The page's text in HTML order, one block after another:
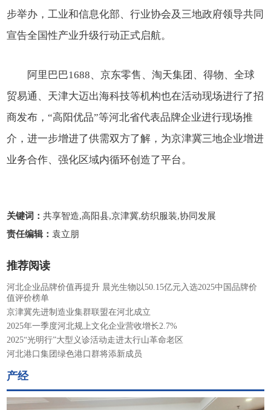
步举办，工业和信息化部、行业协会及三地政府领导共同
宣告全国性产业升级行动正式启航。
阿里巴巴1688、京东零售、淘天集团、得物、全球
贸易通、天津大迈出海科技等机构也在活动现场进行了招
商发布，“高阳优品”等河北省代表品牌企业进行现场推
介，进一步增进了供需双方了解，为京津冀三地企业增进
业务合作、强化区域内循环创造了平台。
关键词：共享智造,高阳县,京津冀,纺织服装,协同发展
责任编辑： 袁立朋
推荐阅读
河北企业品牌价值再提升 晨光生物以50.15亿元入选2025中国品牌价
值评价榜单
京津冀先进制造业集群联盟在河北成立
2025年一季度河北规上文化企业营收增长2.7%
2025“光明行”大型义诊活动走进太行山革命老区
河北港口集团绿色港口群将添新成员
产经